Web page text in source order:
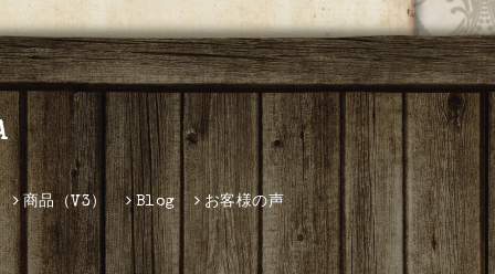
商品（V3） Blog お客様の声